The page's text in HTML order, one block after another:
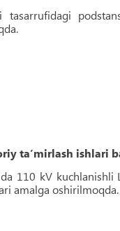
ta’mirlash ishlari
110 kV
amalga oshirilmoqda.